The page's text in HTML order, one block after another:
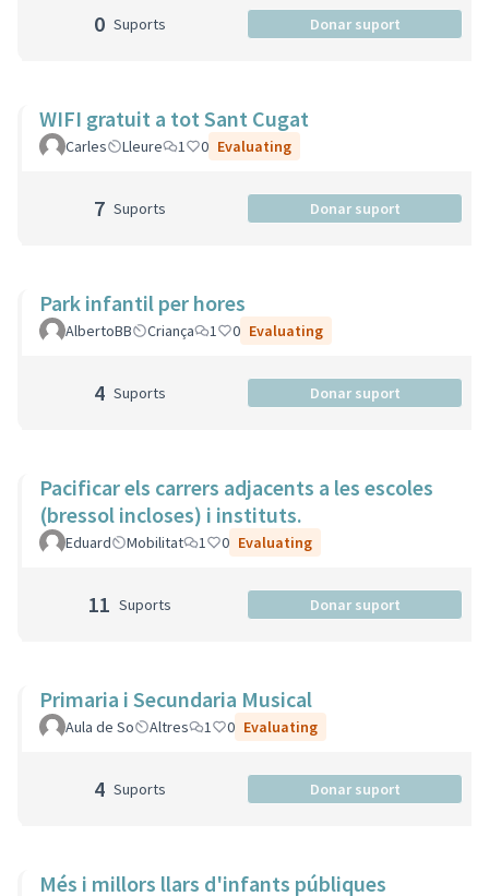
0 Suports Donar suport
WIFI gratuit a tot Sant Cugat
Carles Lleure 1 0 Evaluating
7 Suports Donar suport
Park infantil per hores
AlbertoBB Criança 1 0 Evaluating
4 Suports Donar suport
Pacificar els carrers adjacents a les escoles
(bressol incloses) i instituts.
Eduard Mobilitat 1 0 Evaluating
11 Suports Donar suport
Primaria i Secundaria Musical
Aula de So Altres 1 0 Evaluating
4 Suports Donar suport
Més i millors llars d'infants públiques